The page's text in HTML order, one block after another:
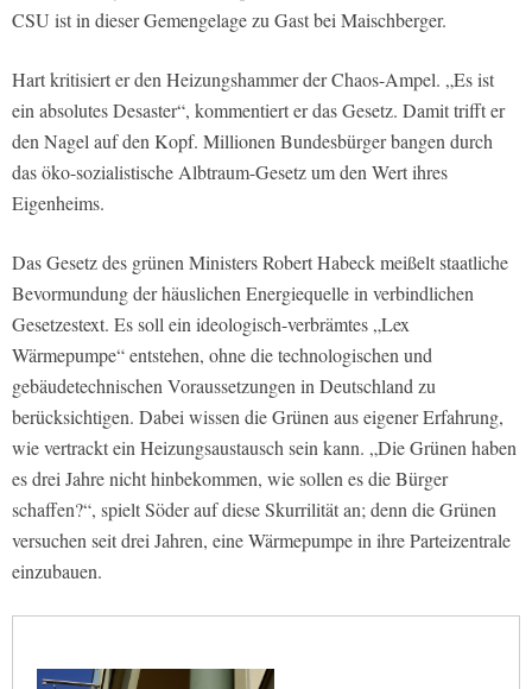
CSU ist in dieser Gemengelage zu Gast bei Maischberger.
Hart kritisiert er den Heizungshammer der Chaos-Ampel. „Es ist
ein absolutes Desaster“, kommentiert er das Gesetz. Damit trifft er
den Nagel auf den Kopf. Millionen Bundesbürger bangen durch
das öko-sozialistische Albtraum-Gesetz um den Wert ihres
Eigenheims.
Das Gesetz des grünen Ministers Robert Habeck meißelt staatliche
Bevormundung der häuslichen Energiequelle in verbindlichen
Gesetzestext. Es soll ein ideologisch-verbrämtes „Lex
Wärmepumpe“ entstehen, ohne die technologischen und
gebäudetechnischen Voraussetzungen in Deutschland zu
berücksichtigen. Dabei wissen die Grünen aus eigener Erfahrung,
wie vertrackt ein Heizungsaustausch sein kann. „Die Grünen haben
es drei Jahre nicht hinbekommen, wie sollen es die Bürger
schaffen?“, spielt Söder auf diese Skurrilität an; denn die Grünen
versuchen seit drei Jahren, eine Wärmepumpe in ihre Parteizentrale
einzubauen.